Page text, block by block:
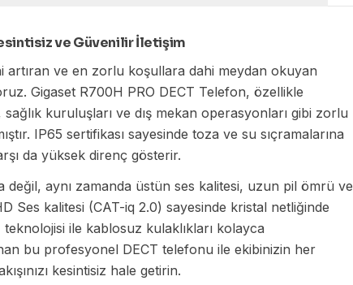
ve Güvenilir İletişim
ve en zorlu koşullara dahi meydan okuyan
Gigaset R700H PRO DECT Telefon, özellikle
kuruluşları ve dış mekan operasyonları gibi zorlu
IP65 sertifikası sayesinde toza ve su sıçramalarına
da yüksek direnç gösterir.
değil, aynı zamanda üstün ses kalitesi, uzun pil ömrü ve
Ses kalitesi (CAT-iq 2.0) sayesinde kristal netliğinde
ile kablosuz kulaklıkları kolayca
bu profesyonel DECT telefonu ile ekibinizin her
kesintisiz hale getirin.